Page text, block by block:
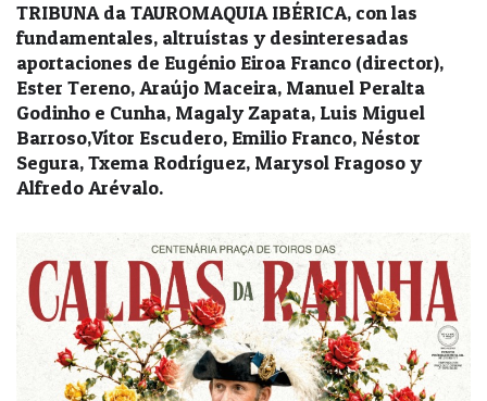
TRIBUNA da TAUROMAQUIA IBÉRICA, con las
fundamentales, altruístas y desinteresadas
aportaciones de Eugénio Eiroa Franco (director),
Ester Tereno, Araújo Maceira, Manuel Peralta
Godinho e Cunha, Magaly Zapata, Luis Miguel
Barroso,Vítor Escudero, Emilio Franco, Néstor
Segura, Txema Rodríguez, Marysol Fragoso y
Alfredo Arévalo.